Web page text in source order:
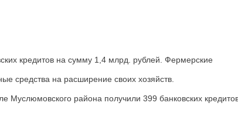
кредитов на сумму 1,4 млрд. рублей. Фермерские
средства на расширение своих хозяйств.
Муслюмовского района получили 399 банковских